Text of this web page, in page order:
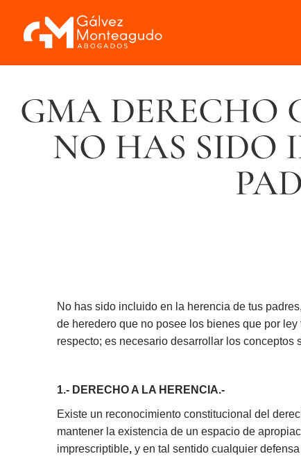
GMA DERECHO
NO HAS SIDO
No has sido incluido en la herencia de tus
de heredero que no posee los bienes que por
respecto; es necesario desarrollar los conceptos
1.- DERECHO A LA HERENCIA.-
Existe un reconocimiento constitucional del
mantener la existencia de un espacio de
imprescriptible, y en tal sentido cualquier